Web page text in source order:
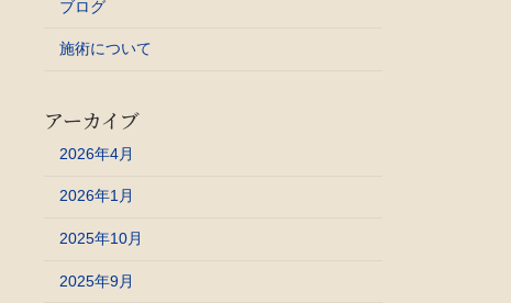
ブログ
施術について
アーカイブ
2026年4月
2026年1月
2025年10月
2025年9月